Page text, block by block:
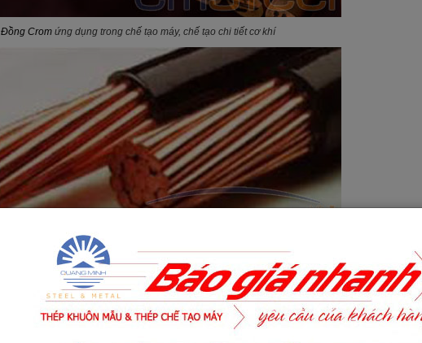
Đồng Cromứng dụng trong chế tạo máy, chế tạo chi tiết cơ khí
Đồng sợi ứng dụng chế tạo thiết bị điện, dây dẫn điện